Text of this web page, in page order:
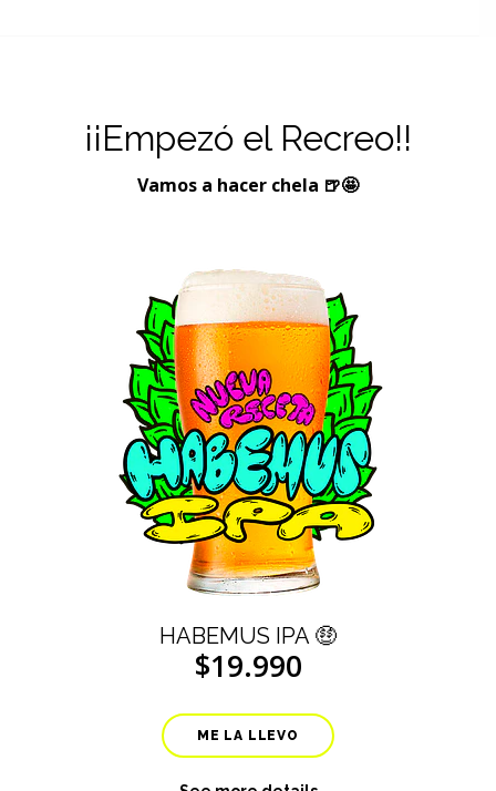
¡¡Empezó el Recreo!!
Vamos a hacer chela 🍺🤩
HABEMUS IPA 🤑
$19.990
ME LA LLEVO